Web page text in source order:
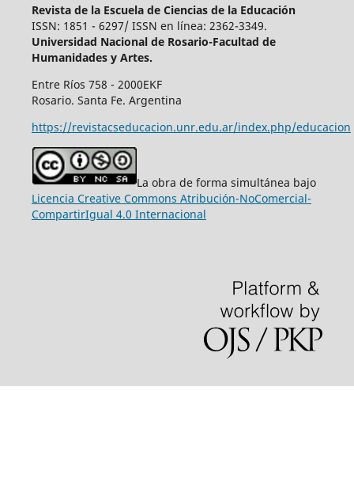
Revista de la Escuela de Ciencias de la Educación
ISSN: 1851 - 6297/ ISSN en línea: 2362-3349.
Universidad Nacional de Rosario-Facultad de
Humanidades y Artes.
Entre Ríos 758 - 2000EKF
Rosario. Santa Fe. Argentina
https://revistacseducacion.unr.edu.ar/index.php/educacion
La obra de forma simultánea bajo
Licencia Creative Commons Atribución-NoComercial-
CompartirIgual 4.0 Internacional